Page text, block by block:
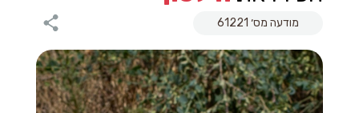
מודעה מס׳ 61221